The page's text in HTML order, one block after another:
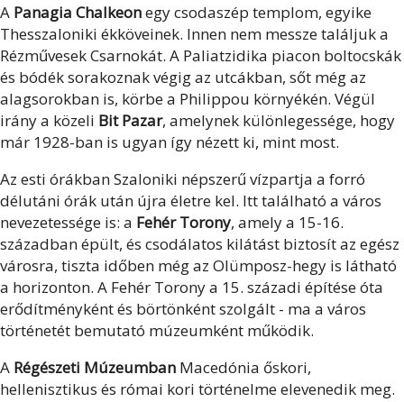
A Panagia Chalkeonegy csodaszép templom, egyike
Thesszaloniki ékköveinek. Innen nem messze találjuk a
Rézművesek Csarnokát. A Paliatzidika piacon boltocskák
és bódék sorakoznak végig az utcákban, sőt még az
alagsorokban is, körbe a Philippou környékén. Végül
irány a közeli Bit Pazar, amelynek különlegessége, hogy
már 1928-ban is ugyan így nézett ki, mint most.
Az esti órákban Szaloniki népszerű vízpartja a forró
délutáni órák után újra életre kel. Itt található a város
nevezetessége is: a Fehér Torony, amely a 15-16.
században épült, és csodálatos kilátást biztosít az egész
városra, tiszta időben még az Olümposz-hegy is látható
a horizonton. A Fehér Torony a 15. századi építése óta
erődítményként és börtönként szolgált - ma a város
történetét bemutató múzeumként működik.
A Régészeti Múzeumban Macedónia őskori,
hellenisztikus és római kori történelme elevenedik meg.